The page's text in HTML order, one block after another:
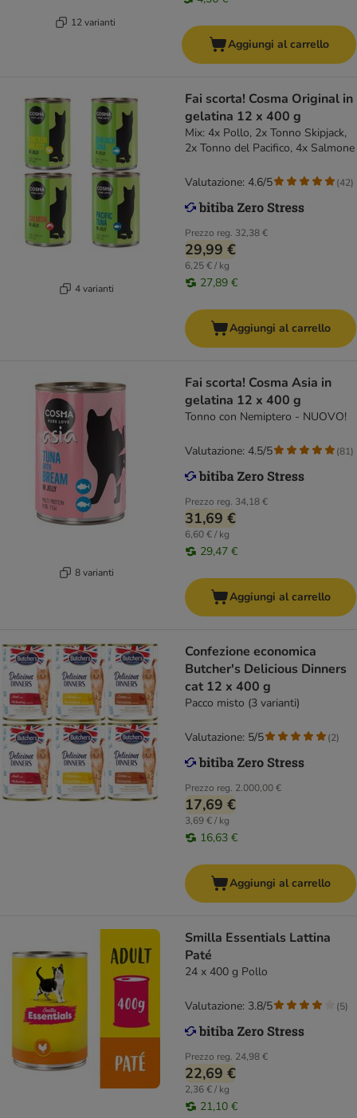
12 varianti
Aggiungi al carrello
4 varianti
Fai scorta! Cosma Original in
gelatina 12 x 400 g
Mix: 4x Pollo, 2x Tonno Skipjack,
2x Tonno del Pacifico, 4x Salmone
Prezzo reg. 32,38 €
29,99 €
6,25 € / kg
27,89 €
Valutazione: 4.6/5 (42)
Aggiungi al carrello
8 varianti
Fai scorta! Cosma Asia in
gelatina 12 x 400 g
Tonno con Nemiptero - NUOVO!
Prezzo reg. 34,18 €
31,69 €
6,60 € / kg
29,47 €
Valutazione: 4.5/5 (81)
Aggiungi al carrello
Confezione economica
Butcher's Delicious Dinners
cat 12 x 400 g
Pacco misto (3 varianti)
Prezzo reg. 2.000,00 €
17,69 €
3,69 € / kg
16,63 €
Valutazione: 5/5 (2)
Aggiungi al carrello
Smilla Essentials Lattina
Paté
24 x 400 g Pollo
Prezzo reg. 24,98 €
22,69 €
2,36 € / kg
21,10 €
Valutazione: 3.8/5 (5)